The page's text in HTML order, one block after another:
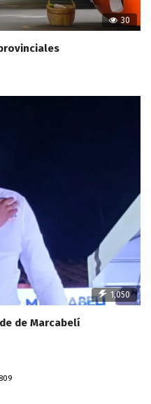
30
1,050
de Marcabelí